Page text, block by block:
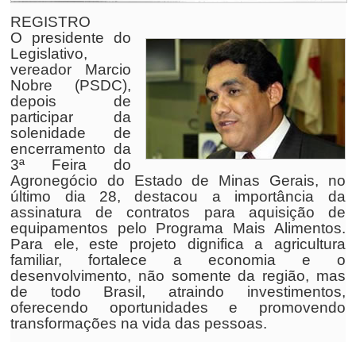
REGISTRO
O presidente do
Legislativo,
vereador Marcio
Nobre (PSDC),
depois de
participar da
solenidade de
encerramento da
3ª Feira do
Agronegócio do Estado de Minas Gerais, no
último dia 28, destacou a importância da
assinatura de contratos para aquisição de
equipamentos pelo Programa Mais Alimentos.
Para ele, este projeto dignifica a agricultura
familiar, fortalece a economia e o
desenvolvimento, não somente da região, mas
de todo Brasil, atraindo investimentos,
oferecendo oportunidades e promovendo
transformações na vida das pessoas.